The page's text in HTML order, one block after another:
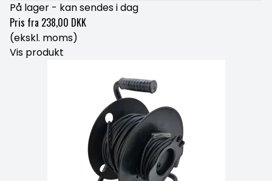
På lager - kan sendes i dag
Pris fra 238,00 DKK
(ekskl. moms)
Vis produkt